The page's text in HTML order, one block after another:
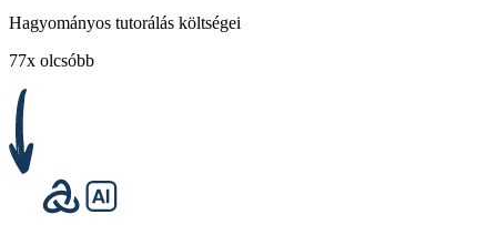
Hagyományos tutorálás költségei
77x olcsóbb